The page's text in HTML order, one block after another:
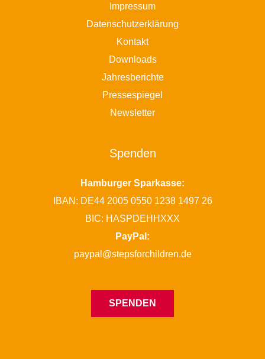
Impressum
Datenschutzerklärung
Kontakt
Downloads
Jahresberichte
Pressespiegel
Newsletter
Spenden
Hamburger Sparkasse:
IBAN: DE44 2005 0550 1238 1497 26
BIC: HASPDEHHXXX
PayPal:
paypal@stepsforchildren.de
SPENDEN